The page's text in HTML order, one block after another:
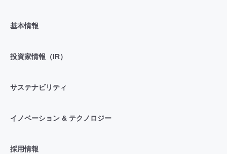
基本情報
投資家情報（IR）
サステナビリティ
イノベーション & テクノロジー
採用情報